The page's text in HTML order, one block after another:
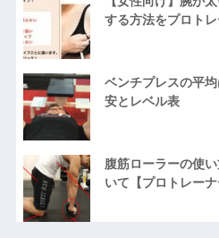
する方法をプロトレ
ベンチプレスの平
安とレベル表
腹筋ローラーの使
いて【プロトレーナ